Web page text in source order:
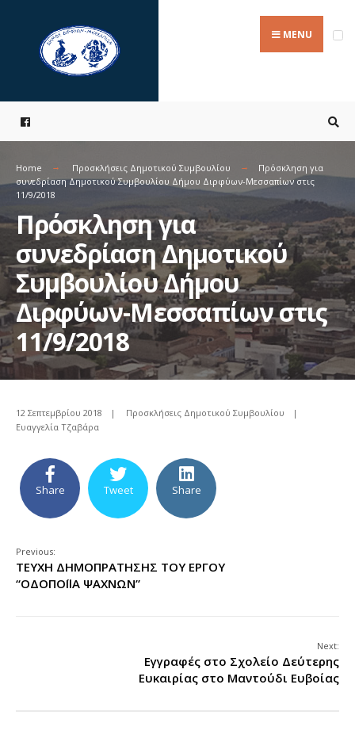
content
MENU
Home Προσκλήσεις Δημοτικού Συμβουλίου
Πρόσκληση για
συνεδρίαση Δημοτικού Συμβουλίου Δήμου Διρφύων-Μεσσαπίων στις
11/9/2018
Πρόσκληση για
συνεδρίαση Δημοτικού
Συμβουλίου Δήμου
Διρφύων-Μεσσαπίων στις
11/9/2018
12 Σεπτεμβρίου 2018 | Προσκλήσεις Δημοτικού Συμβουλίου
|
Ευαγγελία Τζαβάρα
Share Tweet Share
Previous:
ΤΕΥΧΗ ΔΗΜΟΠΡΑΤΗΣΗΣ ΤΟΥ ΕΡΓΟΥ
“ΟΔΟΠΟΪΙΑ ΨΑΧΝΩΝ”
Next:
Εγγραφές στο Σχολείο Δεύτερης
Ευκαιρίας στο Μαντούδι Ευβοίας
for: